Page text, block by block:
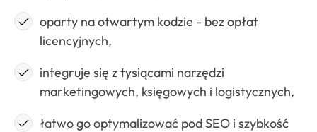
oparty na otwartym kodzie - bez opłat
licencyjnych,
integruje się z tysiącami narzędzi
marketingowych, księgowych i logistycznych,
łatwo go optymalizować pod SEO i szybkość